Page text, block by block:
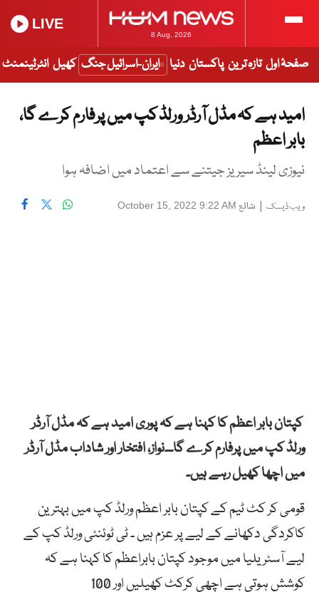
8 Aug, 2026
LIVE
صفحۂ اول تازہ ترین پاکستان دنیا ایران-اسرائیل جنگ کھیل انٹرٹینمنٹ
امید ہے کہ مڈل آرڈر ورلڈ کپ میں پرفارم کرے گا،
بابر اعظم
نیوزی لینڈ سیریز جیتنے سے اعتماد میں اضافہ ہوا
ویب ڈیسک | شائع October 15, 2022 9:22 AM
کپتان بابر اعظم کا کہنا ہے کہ پوری امید ہے کہ مڈل آرڈر
ورلڈ کپ میں پرفارم کرے گا۔۔نواز، افتخار اور شاداب مڈل آرڈر
میں اچھا کھیل رہے ہیں۔
قومی کر کٹ ٹیم کے کپتان بابر اعظم ورلڈ کپ میں بہترین
کاکردگی دکھانے کے لیے پر عزم ہیں ۔ ٹی ٹوئنٹی ورلڈ کپ کے
لیے آسٹریلیا میں موجود کپتان بابراعظم کا کہنا ہے کہ
کوشش ہوتی ہے اچھی کرکٹ کھیلیں اور 100